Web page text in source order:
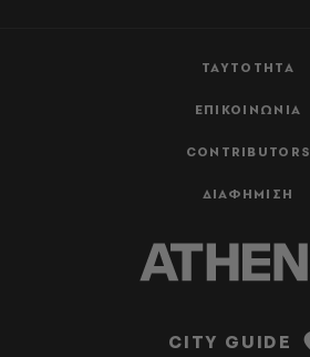
ΤΑΥΤΟΤΗΤΑ
ΕΠΙΚΟΙΝΩΝΙΑ
CONTRIBUTORS
ΔΙΑΦΗΜΙΣΗ
CITY GUIDE